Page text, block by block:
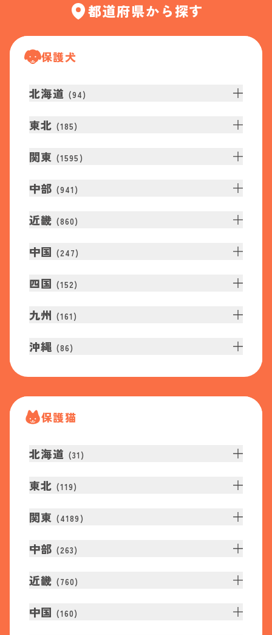
都道府県から探す
保護犬
北海道 (94)
東北 (185)
関東 (1595 )
中部 (941 )
近畿 (860)
中国 (247)
四国 (152)
九州 (161 )
沖縄 (86)
保護猫
北海道 (31 )
東北 (119)
関東 (4189 )
中部 (263)
近畿 (760)
中国 (160)